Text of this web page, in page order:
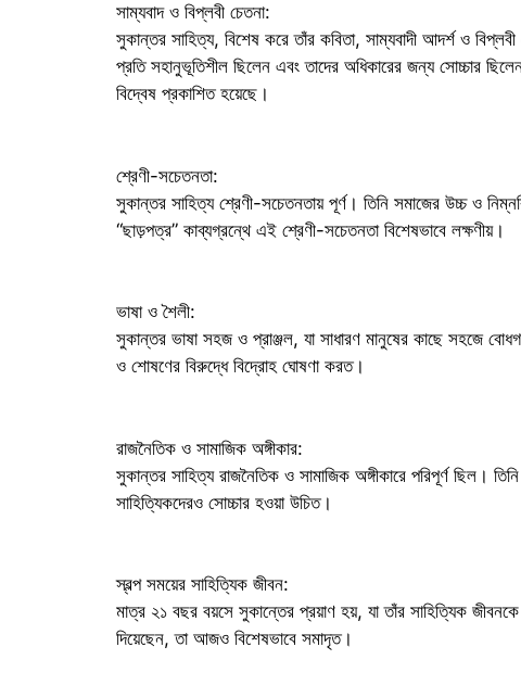
সাম্যবাদ ও বিপ্লবী চেতনা:
সুকান্তর সাহিত্য, বিশেষ করে তাঁর কবিতা, সাম্যবাদী আদর্শ ও
প্রতি সহানুভূতিশীল ছিলেন এবং তাদের অধিকারের জন্য সোচ্চার
বিদ্বেষ প্রকাশিত হয়েছে।
শ্রেণী-সচেতনতা:
সুকান্তর সাহিত্য শ্রেণী-সচেতনতায় পূর্ণ। তিনি সমাজের উচ্চ ও
“ছাড়পত্র” কাব্যগ্রন্থে এই শ্রেণী-সচেতনতা বিশেষভাবে লক্ষণীয়।
ভাষা ও শৈলী:
সুকান্তর ভাষা সহজ ও প্রাঞ্জল, যা সাধারণ মানুষের কাছে সহজে
ও শোষণের বিরুদ্ধে বিদ্রোহ ঘোষণা করত।
রাজনৈতিক ও সামাজিক অঙ্গীকার:
সুকান্তর সাহিত্য রাজনৈতিক ও সামাজিক অঙ্গীকারে পরিপূর্ণ ছিল।
সাহিত্যিকদেরও সোচ্চার হওয়া উচিত।
স্বল্প সময়ের সাহিত্যিক জীবন:
মাত্র ২১ বছর বয়সে সুকান্তের প্রয়াণ হয়, যা তাঁর সাহিত্যিক
দিয়েছেন, তা আজও বিশেষভাবে সমাদৃত।